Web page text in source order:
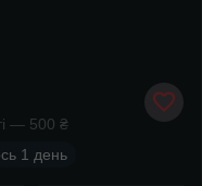
— 500 ₴
1 день